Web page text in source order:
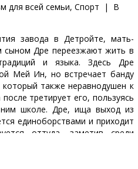
для всей семьи, Спорт
|
В
завода в Детройте, мать-
сыном Дре переезжают жить в
и языка. Здесь Дре
Мей Ин, но встречает банду
который также неравнодушен к
третирует его, пользуясь
школе. Дре, ища выход из
единоборствами и приходит
оттуда, заметив среди
Он подстраивает каверзу,